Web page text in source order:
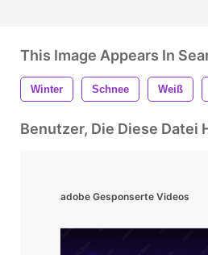
This Image Appears In
Winter Schnee Weiß
Benutzer, Die Diese Datei
adobe Gesponserte Videos